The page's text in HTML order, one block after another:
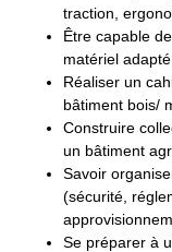
traction,
Être capable
matériel
Réaliser un
bâtiment bois/
Construire
un bâtiment
Savoir
(sécurité,
Se préparer à